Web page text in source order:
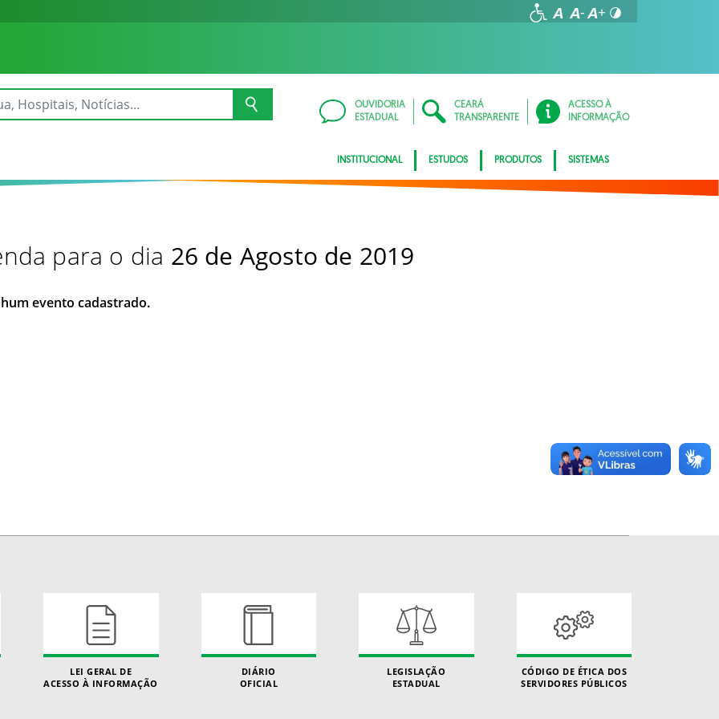
OUVIDORIA
ESTADUAL
CEARÁ
TRANSPARENTE
ACESSO À
INFORMAÇÃO
INSTITUCIONAL ESTUDOS PRODUTOS SISTEMAS
para o dia 26 de Agosto de 2019
evento cadastrado.
LEI GERAL DE
ACESSO À INFORMAÇÃO
DIÁRIO
OFICIAL
LEGISLAÇÃO
ESTADUAL
CÓDIGO DE ÉTICA DOS
SERVIDORES PÚBLICOS